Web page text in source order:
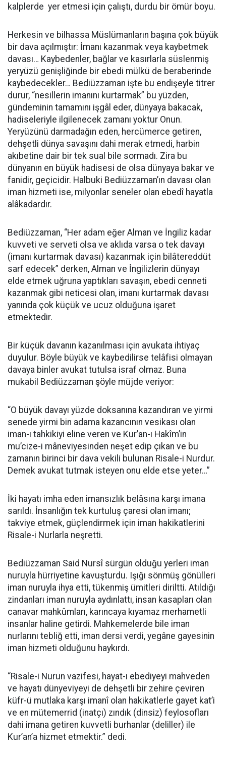
kalplerde yer etmesi için çalıştı, durdu bir ömür boyu.
Herkesin ve bilhassa Müslümanların başına çok büyük
bir dava açılmıştır: İmanı kazanmak veya kaybetmek
davası… Kaybedenler, bağlar ve kasırlarla süslenmiş
yeryüzü genişliğinde bir ebedi mülkü de beraberinde
kaybedecekler… Bediüzzaman işte bu endişeyle titrer
durur, “nesillerin imanını kurtarmak” bu yüzden,
gündeminin tamamını işgâl eder, dünyaya bakacak,
hadiseleriyle ilgilenecek zamanı yoktur Onun.
Yeryüzünü darmadağın eden, hercümerce getiren,
dehşetli dünya savaşını dahi merak etmedi, harbin
akıbetine dair bir tek sual bile sormadı. Zira bu
dünyanın en büyük hadisesi de olsa dünyaya bakar ve
fanidir, geçicidir. Halbuki Bediüzzaman’ın davası olan
iman hizmeti ise, milyonlar seneler olan ebedî hayatla
alâkadardır.
Bediüzzaman, “Her adam eğer Alman ve İngiliz kadar
kuvveti ve serveti olsa ve aklıda varsa o tek davayı
(imanı kurtarmak davası) kazanmak için bilâtereddüt
sarf edecek” derken, Alman ve İngilizlerin dünyayı
elde etmek uğruna yaptıkları savaşın, ebedi cenneti
kazanmak gibi neticesi olan, imanı kurtarmak davası
yanında çok küçük ve ucuz olduğuna işaret
etmektedir.
Bir küçük davanın kazanılması için avukata ihtiyaç
duyulur. Böyle büyük ve kaybedilirse telâfisi olmayan
davaya binler avukat tutulsa israf olmaz. Buna
mukabil Bediüzzaman şöyle müjde veriyor:
“O büyük davayı yüzde doksanına kazandıran ve yirmi
senede yirmi bin adama kazancının vesikası olan
iman-ı tahkikiyi eline veren ve Kur’an-ı Hakîm’in
mu’cize-i mâneviyesinden neşet edip çıkan ve bu
zamanın birinci bir dava vekili bulunan Risale-i Nurdur.
Demek avukat tutmak isteyen onu elde etse yeter…”
İki hayatı imha eden imansızlık belâsına karşı imana
sarıldı. İnsanlığın tek kurtuluş çaresi olan imanı;
takviye etmek, güçlendirmek için iman hakikatlerini
Risale-i Nurlarla neşretti.
Bediüzzaman Said Nursî sürgün olduğu yerleri iman
nuruyla hürriyetine kavuşturdu. Işığı sönmüş gönülleri
iman nuruyla ihya etti, tükenmiş ümitleri diriltti. Atıldığı
zindanları iman nuruyla aydınlattı, insan kasapları olan
canavar mahkûmları, karıncaya kıyamaz merhametli
insanlar haline getirdi. Mahkemelerde bile iman
nurlarını tebliğ etti, iman dersi verdi, yegâne gayesinin
iman hizmeti olduğunu haykırdı.
“Risale-i Nurun vazifesi, hayat-ı ebediyeyi mahveden
ve hayatı dünyeviyeyi de dehşetli bir zehire çeviren
küfr-ü mutlaka karşı imanî olan hakikatlerle gayet kat’i
ve en mütemerrid (inatçı) zındık (dinsiz) feylosofları
dahi imana getiren kuvvetli burhanlar (deliller) ile
Kur’an’a hizmet etmektir.” dedi.